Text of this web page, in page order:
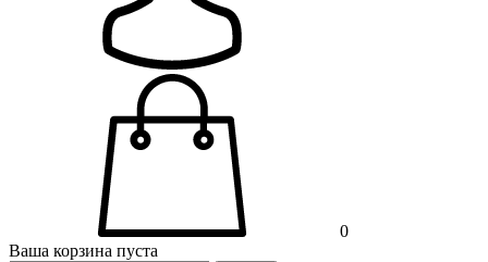
0
Ваша корзина пуста